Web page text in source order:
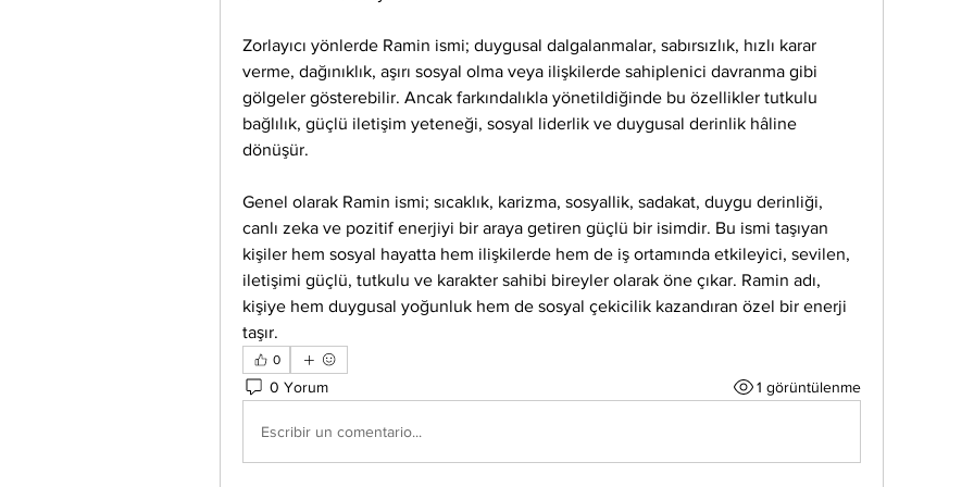
Zorlayıcı yönlerde Ramin ismi; duygusal dalgalanmalar, sabırsızlık, hızlı karar
verme, dağınıklık, aşırı sosyal olma veya ilişkilerde sahiplenici davranma gibi
gölgeler gösterebilir. Ancak farkındalıkla yönetildiğinde bu özellikler tutkulu
bağlılık, güçlü iletişim yeteneği, sosyal liderlik ve duygusal derinlik hâline
dönüşür.
Genel olarak Ramin ismi; sıcaklık, karizma, sosyallik, sadakat, duygu derinliği,
canlı zeka ve pozitif enerjiyi bir araya getiren güçlü bir isimdir. Bu ismi taşıyan
kişiler hem sosyal hayatta hem ilişkilerde hem de iş ortamında etkileyici, sevilen,
iletişimi güçlü, tutkulu ve karakter sahibi bireyler olarak öne çıkar. Ramin adı,
kişiye hem duygusal yoğunluk hem de sosyal çekicilik kazandıran özel bir enerji
taşır.
0
0 Yorum 1 görüntülenme
Escribir un comentario...